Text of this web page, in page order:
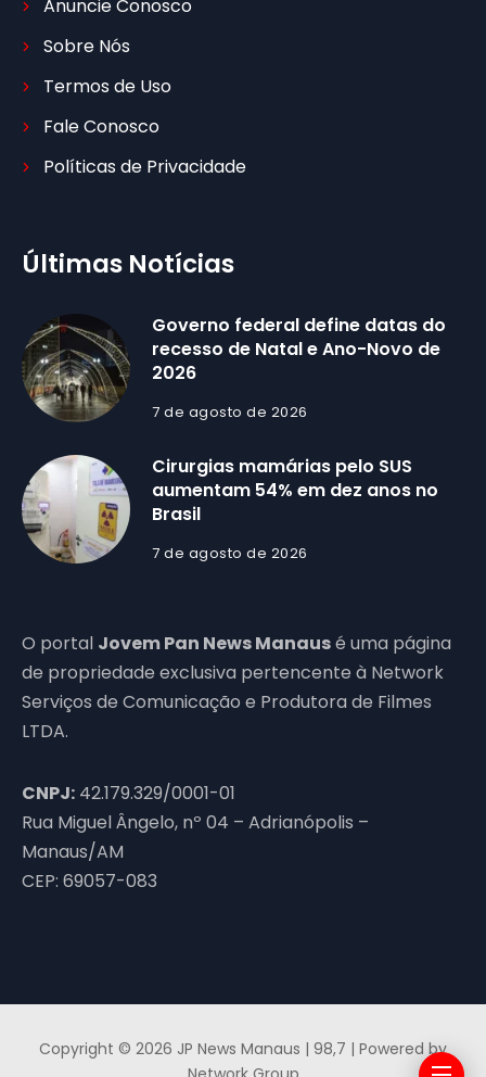
Anuncie Conosco
Sobre Nós
Termos de Uso
Fale Conosco
Políticas de Privacidade
Últimas Notícias
Governo federal define datas do
recesso de Natal e Ano-Novo de
2026
7 de agosto de 2026
Cirurgias mamárias pelo SUS
aumentam 54% em dez anos no
Brasil
7 de agosto de 2026
O portal Jovem Pan News Manausé uma página
de propriedade exclusiva pertencente à Network
Serviços de Comunicação e Produtora de Filmes
LTDA.
CNPJ: 42.179.329/0001-01
Rua Miguel Ângelo, nº 04 – Adrianópolis –
Manaus/AM
CEP: 69057-083
Copyright © 2026 JP News Manaus | 98,7 | Powered by